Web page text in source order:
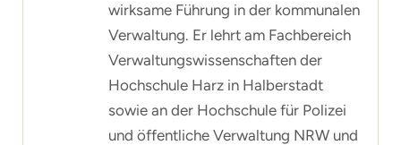
wirksame Führung in der kommunalen
Verwaltung. Er lehrt am Fachbereich
Verwaltungswissenschaften der
Hochschule Harz in Halberstadt
sowie an der Hochschule für Polizei
und öffentliche Verwaltung NRW und